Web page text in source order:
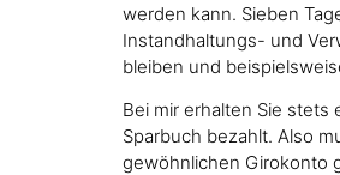
werden kann. Sieben
Instandhaltungs- und
bleiben und
Bei mir erhalten Sie
Sparbuch bezahlt. Also
gewöhnlichen Girokonto